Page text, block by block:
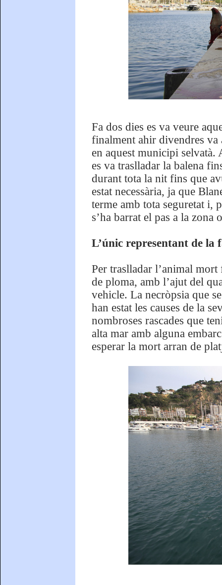
Fa dos dies es va veure
finalment ahir divendres va
en aquest municipi selvatà.
es va traslladar la balena
durant tota la nit fins que
estat necessària, ja que
terme amb tota seguretat i,
s’ha barrat el pas a la zona
L’únic representant de la
Per traslladar l’animal
de ploma, amb l’ajut del
vehicle. La necròpsia que
han estat les causes de la
nombroses rascades que
alta mar amb alguna
esperar la mort arran de